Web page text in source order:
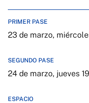
PRIMER PASE
23 de marzo,
SEGUNDO PASE
24 de marzo, jueves
ESPACIO